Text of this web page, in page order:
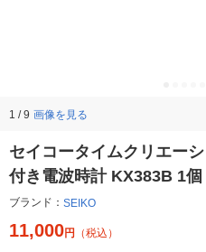
1 / 9 画像を見る
セイコータイムクリエー
付き電波時計 KX383B 1個
ブランド： SEIKO
11,000円 （税込）